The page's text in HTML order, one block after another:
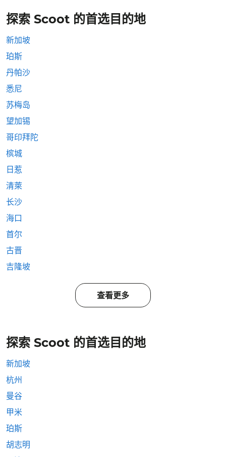
探索 Scoot 的首选目的地
新加坡
珀斯
丹帕沙
悉尼
苏梅岛
望加锡
哥印拜陀
槟城
日惹
清萊
长沙
海口
首尔
古晋
吉隆坡
查看更多
探索 Scoot 的首选目的地
新加坡
杭州
曼谷
甲米
珀斯
胡志明